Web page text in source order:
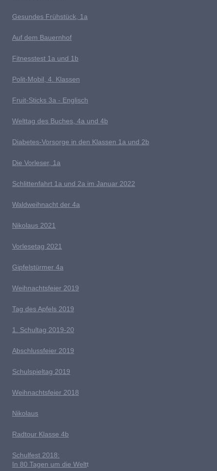
Gesundes Frühstück, 1a
Auf dem Bauernhof
Fitnesstest 1a und 1b
Polit-Mobil, 4. Klassen
Fruit-Sticks 3a - Englisch
Welttag des Buches, 4a und 4b
Diabetes-Vorsorge in den Klassen 1a und 2b
Die Vorleser, 1a
Schlittenfahrt 1a und 2a im Januar 2022
Waldweihnacht der 4a
Nikolaus 2021
Vorlesetag 2021
Gipfelstürmer 4a
Weihnachtsfeier 2019
Tag des Apfels 2019
1. Schultag 2019-20
Abschlussfeier 2019
Schulspieltag 2019
Weihnachtsfeier 2018
Nikolaus
Radtour Klasse 4b
Schulfest 2018:
In 80 Tagen um die Weltt